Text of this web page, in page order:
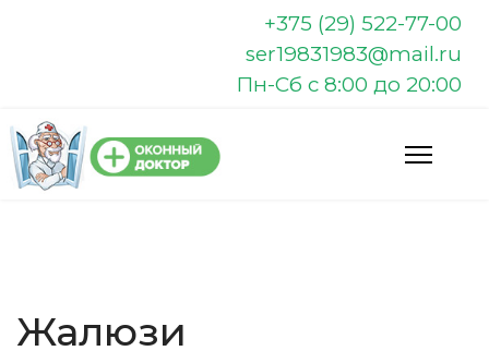
+375 (29) 522-77-00
ser19831983@mail.ru
Пн-Сб с 8:00 до 20:00
Жалюзи